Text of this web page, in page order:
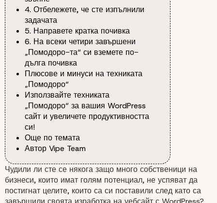
4. Отбележете, че сте изпълнили
задачата
5. Направете кратка почивка
6. На всеки четири завършени
„Помодоро-та“ си вземете по-
дълга почивка
Плюсове и минуси на техниката
„Помодоро“
Използвайте техниката
„Помодоро“ за вашия WordPress
сайт и увеличете продуктивността
си!
Още по темата
Автор Vipe Team
Чудили ли сте се някога защо много собственици на
бизнеси, които имат голям потенциал, не успяват да
постигнат целите, които са си поставили след като са